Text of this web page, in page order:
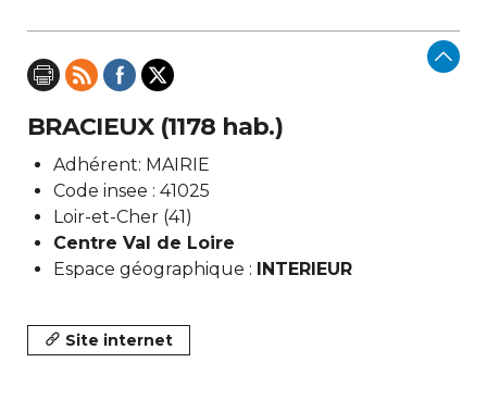
BRACIEUX (1178 hab.)
Adhérent: MAIRIE
Code insee : 41025
Loir-et-Cher (41)
Centre Val de Loire
Espace géographique : INTERIEUR
Site internet